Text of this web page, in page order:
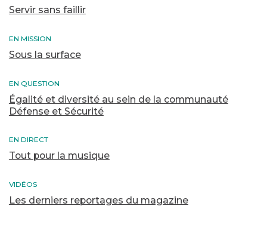
Servir sans faillir
EN MISSION
Sous la surface
EN QUESTION
Égalité et diversité au sein de la communauté
Défense et Sécurité
EN DIRECT
Tout pour la musique
VIDÉOS
Les derniers reportages du magazine